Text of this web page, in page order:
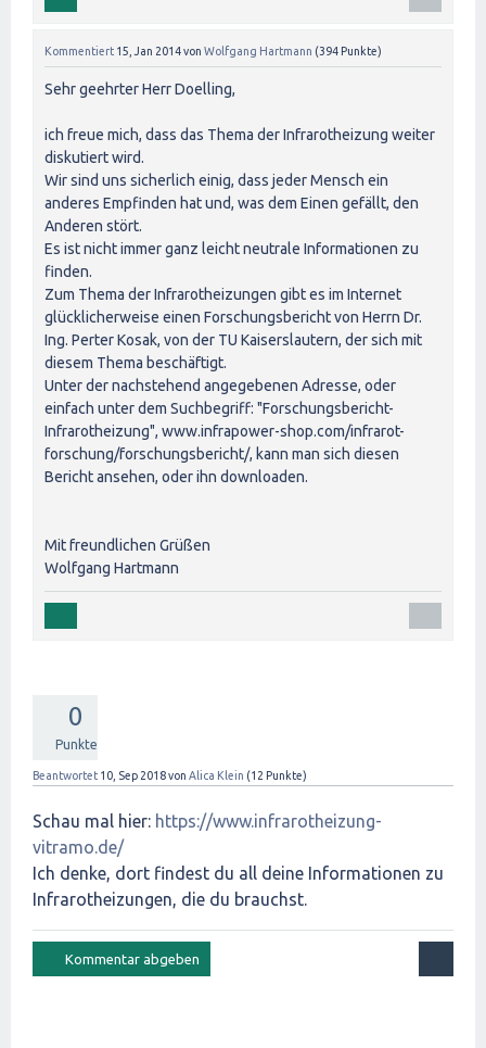
Kommentiert 15, Jan 2014von Wolfgang Hartmann (394 Punkte)
Sehr geehrter Herr Doelling,
ich freue mich, dass das Thema der Infrarotheizung weiter
diskutiert wird.
Wir sind uns sicherlich einig, dass jeder Mensch ein
anderes Empfinden hat und, was dem Einen gefällt, den
Anderen stört.
Es ist nicht immer ganz leicht neutrale Informationen zu
finden.
Zum Thema der Infrarotheizungen gibt es im Internet
glücklicherweise einen Forschungsbericht von Herrn Dr.
Ing. Perter Kosak, von der TU Kaiserslautern, der sich mit
diesem Thema beschäftigt.
Unter der nachstehend angegebenen Adresse, oder
einfach unter dem Suchbegriff: "Forschungsbericht-
Infrarotheizung", www.infrapower-shop.com/infrarot-
forschung/forschungsbericht/‎, kann man sich diesen
Bericht ansehen, oder ihn downloaden.
Mit freundlichen Grüßen
Wolfgang Hartmann
0
Punkte
Beantwortet 10, Sep 2018von Alica Klein (12 Punkte)
Schau mal hier: https://www.infrarotheizung-
vitramo.de/
Ich denke, dort findest du all deine Informationen zu
Infrarotheizungen, die du brauchst.